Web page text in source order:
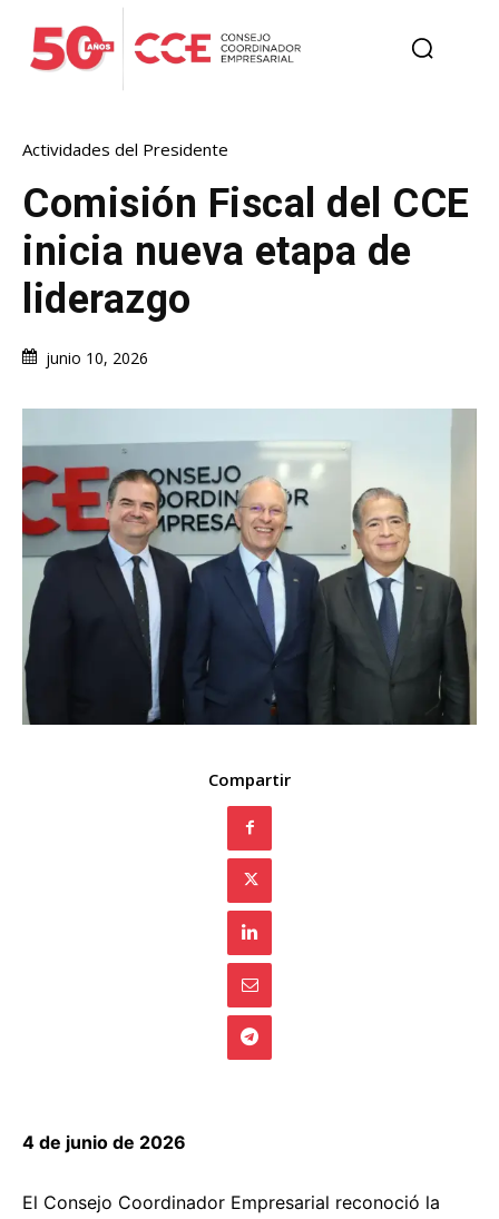
Actividades del Presidente
Comisión Fiscal del CCE
inicia nueva etapa de
liderazgo
junio 10, 2026
Compartir
4 de junio de 2026
El Consejo Coordinador Empresarial reconoció la